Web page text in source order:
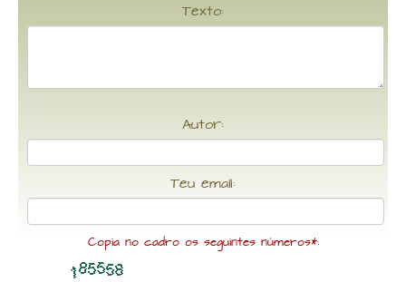
Texto:
Autor:
Teu email:
Copia no cadro os seguintes números*: